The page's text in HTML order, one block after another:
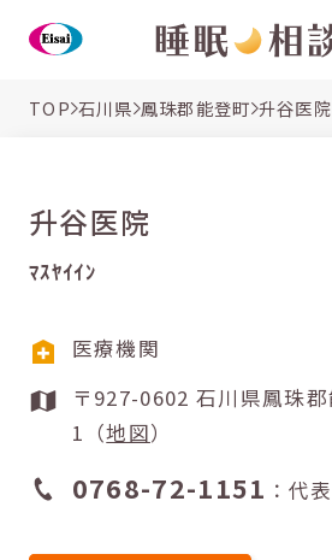
TOP 石川県 鳳珠郡能登町 升谷医院
升谷医院
ﾏｽﾔｲｲﾝ
医療機関
〒927-0602 石川県鳳珠郡能登町松波10-99-
1（地図）
0768-72-1151 ：代表